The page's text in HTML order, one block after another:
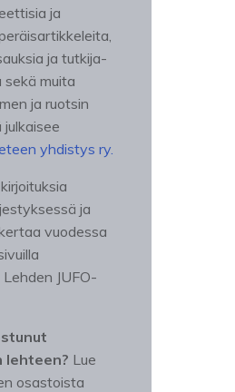
ja
ja tutkija-
sekä muita
ja ruotsin
julkaisee
yhdistys ry.
ja
vuodessa
JUFO-
lehteen? Lue
osastoista